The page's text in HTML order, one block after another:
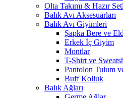
Olta Takımı & Hazır
Balık Avı Aksesuarları
Balık Avı Giyimleri
Şapka Bere ve
Erkek İç Giyim
Montlar
T-Shirt ve
Pantolon Tulum
Buff Kolluk
Balık Ağları